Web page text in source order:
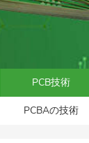
PCB技術
PCBAの技術